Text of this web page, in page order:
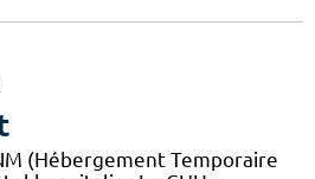
(Hébergement Temporaire